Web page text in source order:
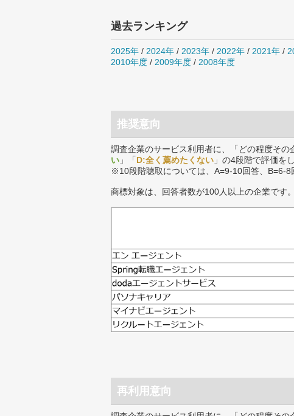
過去ランキング
2025年 / 2024年 / 2023年 / 2022年 / 2021年 /
2010年度 / 2009年度 / 2008年度
推奨意向
調査企業のサービス利用者に、「どの程度そ
い 」「D:全く薦めたくない 」の4段階で評価を
※10段階聴取については、A=9-10回答、B=6-8
商標対象は、回答者数が100人以上の企業です。
再利用意向